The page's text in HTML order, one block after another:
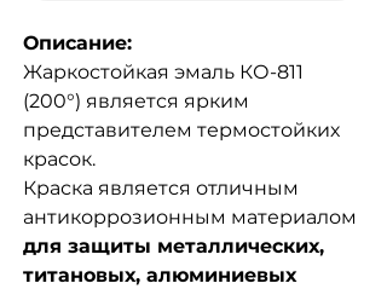
Описание:
Жаркостойкая эмаль КО-811
(200°) является ярким
представителем термостойких
красок.
Краска является отличным
антикоррозионным материалом
для защиты металлических,
титановых, алюминиевых